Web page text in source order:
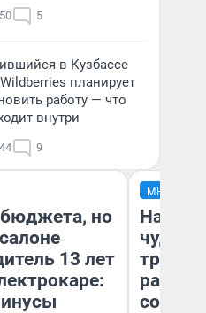
5
в Кузбассе
планирует
работу — что
внутри
9
но
13 лет
МНЕНИЕ
чудом